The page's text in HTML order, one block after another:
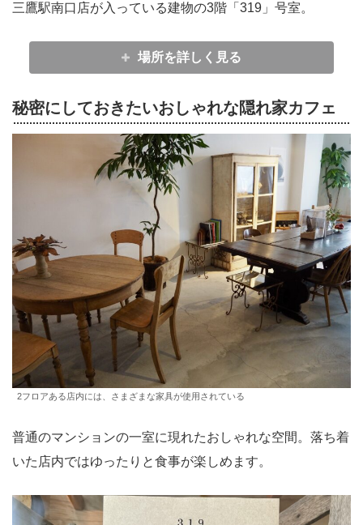
三鷹駅南口店が入っている建物の3階「319」号室。
場所を詳しく見る
秘密にしておきたいおしゃれな隠れ家カフェ
2フロアある店内には、さまざまな家具が使用されている
普通のマンションの一室に現れたおしゃれな空間。落ち着
いた店内ではゆったりと食事が楽しめます。